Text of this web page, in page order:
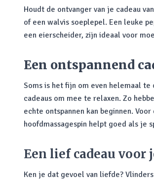
Houdt de ontvanger van je cadeau
of een walvis soeplepel. Een leuke
een eierscheider, zijn ideaal voor
Een ontspannend
Soms is het fijn om even helemaal
cadeaus om mee te relaxen. Zo
echte ontspannen kan beginnen.
hoofdmassagespin helpt goed als je
Een lief cadeau voor
Ken je dat gevoel van liefde?